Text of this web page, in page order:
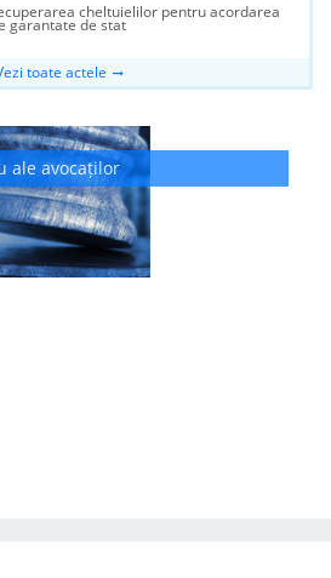
cheltuielilor pentru acordarea
garantate de stat
toate actele
ale avocaților